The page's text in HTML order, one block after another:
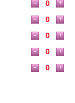
+
-
+
-
+
-
+
-
+
-